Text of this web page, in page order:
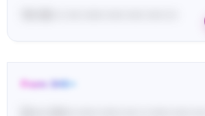
From: SHE••